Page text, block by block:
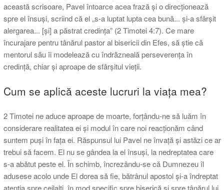
această scrisoare, Pavel întoarce acea frază și o direcționează
spre el însuși, scriind că el „s-a luptat lupta cea bună... și-a sfârșit
alergarea... [și] a păstrat credința” (2 Timotei 4:7). Ce mare
încurajare pentru tânărul pastor al bisericii din Efes, să știe că
mentorul său îi modelează cu îndrăzneală perseverența în
credință, chiar și aproape de sfârșitul vieții.
Cum se aplică aceste lucruri la viața mea?
2 Timotei ne aduce aproape de moarte, forțându-ne să luăm în
considerare realitatea ei și modul în care noi reacționăm când
suntem puși în fața ei. Răspunsul lui Pavel ne învață și astăzi ce ar
trebui să facem. El nu se gândea la el însuși, la nedreptatea care
s-a abătut peste el. În schimb, încrezându-se că Dumnezeu îl
adusese acolo unde El dorea să fie, bătrânul apostol și-a îndreptat
atenția spre ceilalți, în mod specific spre biserică și spre tânărul lui